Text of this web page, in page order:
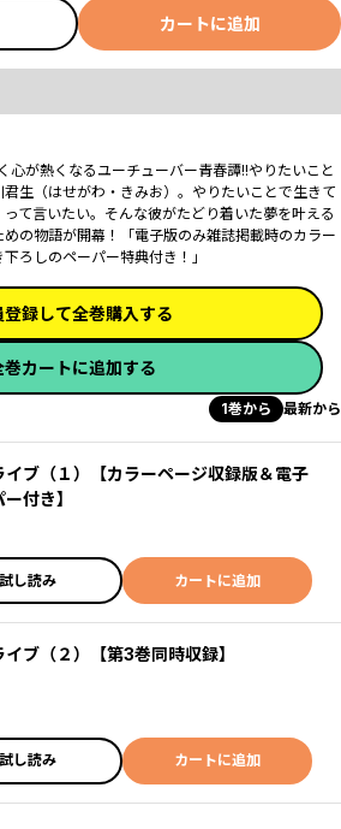
カートに追加
心が熱くなるユーチューバー青春譚!!やりたいこと
生（はせがわ・きみお）。やりたいことで生きて
て言いたい。そんな彼がたどり着いた夢を叶える
めの物語が開幕！「電子版のみ雑誌掲載時のカラー
ろしのペーパー特典付き！」
登録して全巻購入する
巻カートに追加する
1巻から 最新から
イブ（１）【カラーページ収録版＆電子
付き】
試し読み カートに追加
ブ（２）【第3巻同時収録】
試し読み カートに追加